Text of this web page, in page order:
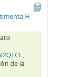
H
,
de la